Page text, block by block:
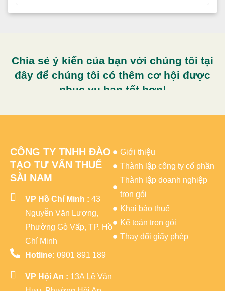
Chia sẻ ý kiến của bạn với chúng tôi tại
đây để chúng tôi có thêm cơ hội được
phục vụ bạn tốt hơn!
CÔNG TY TNHH ĐÀO
TẠO TƯ VẤN THUẾ
SÀI NAM
VP Hồ Chí Minh : 43
Nguyễn Văn Lượng,
Phường Gò Vấp, TP. Hồ
Chí Minh
Hotline: 0901 891 189
VP Hội An : 13A Lê Văn
Giới thiệu
Thành lập công ty cổ phần
Thành lập doanh nghiệp
trọn gói
Khai báo thuế
Kế toán trọn gói
Thay đổi giấy phép